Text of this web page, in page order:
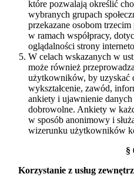
które pozwalają określić
wybranych grupach
przekazane osobom
w ramach współpracy,
oglądalności strony
W celach wskazanych w
może również
użytkowników, by uzyskać
wykształcenie, zawód,
ankiety i ujawnienie
dobrowolne. Ankiety w
w sposób anonimowy i
wizerunku użytkowników
§
Korzystanie z usług